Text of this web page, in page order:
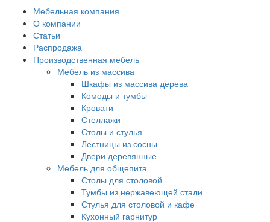
Мебельная компания
О компании
Статьи
Распродажа
Производственная мебель
Мебель из массива
Шкафы из массива дерева
Комоды и тумбы
Кровати
Стеллажи
Столы и стулья
Лестницы из сосны
Двери деревянные
Мебель для общепита
Столы для столовой
Тумбы из нержавеющей стали
Стулья для столовой и кафе
Кухонный гарнитур